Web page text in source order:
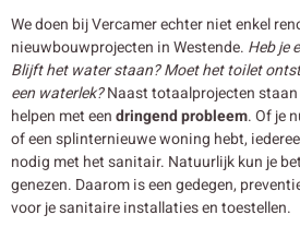
We doen bij Vercamer echter niet enkel
nieuwbouwprojecten in Westende. Heb je
Blijft het water staan? Moet het toilet
een waterlek?Naast totaalprojecten staan
helpen met eendringend probleem. Of je
of een splinternieuwe woning hebt,
nodig met het sanitair. Natuurlijk kun je
genezen. Daarom is een gedegen,
voor je sanitaire installaties en toestellen.